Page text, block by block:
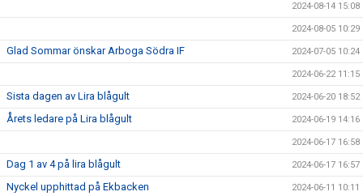
2024-08-14 15:08
2024-08-05 10:29
Glad Sommar önskar Arboga Södra IF 2024-07-05 10:24
2024-06-22 11:15
Sista dagen av Lira blågult 2024-06-20 18:52
Årets ledare på Lira blågult 2024-06-19 14:16
2024-06-17 16:58
Dag 1 av 4 på lira blågult 2024-06-17 16:57
Nyckel upphittad på Ekbacken 2024-06-11 10:11